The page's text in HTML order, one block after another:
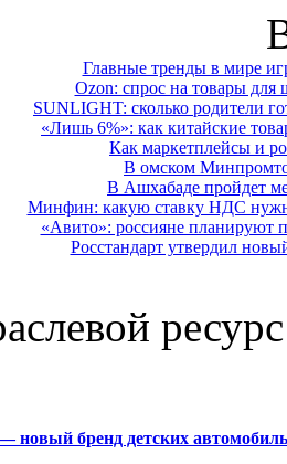
Главные тренды в мире
Ozon: спрос на товары для
SUNLIGHT: сколько родители
«Лишь 6%»: как китайские
Как маркетплейсы и
В омском
В Ашхабаде пройдет
Минфин: какую ставку НДС
«Авито»: россияне планируют
Росстандарт утвердил
новый бренд детских